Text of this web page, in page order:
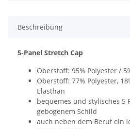
Beschreibung
5-Panel Stretch Cap
Oberstoff: 95% Polyester /
Oberstoff: 77% Polyester,
Elasthan
bequemes und stylisches 5
gebogenem Schild
auch neben dem Beruf ein